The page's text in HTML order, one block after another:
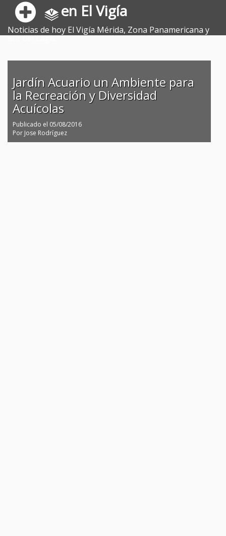
en El Vigía
Noticias de hoy El Vigía Mérida, Zona Panamericana y
Sur del Lago.
Jardín Acuario un Ambiente para
la Recreación y Diversidad
Acuícolas
Publicado el 05/08/2016
Por Jose Rodríguez